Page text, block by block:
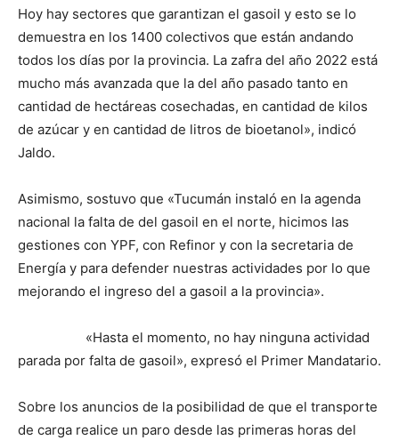
Hoy hay sectores que garantizan el gasoil y esto se lo
demuestra en los 1400 colectivos que están andando
todos los días por la provincia. La zafra del año 2022 está
mucho más avanzada que la del año pasado tanto en
cantidad de hectáreas cosechadas, en cantidad de kilos
de azúcar y en cantidad de litros de bioetanol», indicó
Jaldo.
Asimismo, sostuvo que «Tucumán instaló en la agenda
nacional la falta de del gasoil en el norte, hicimos las
gestiones con YPF, con Refinor y con la secretaria de
Energía y para defender nuestras actividades por lo que
mejorando el ingreso del a gasoil a la provincia».
«Hasta el momento, no hay ninguna actividad
parada por falta de gasoil», expresó el Primer Mandatario.
Sobre los anuncios de la posibilidad de que el transporte
de carga realice un paro desde las primeras horas del